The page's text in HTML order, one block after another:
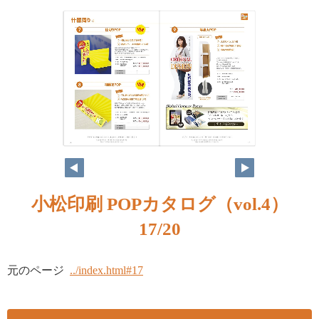
小松印刷 POPカタログ（vol.4）
17/20
元のページ ../index.html#17